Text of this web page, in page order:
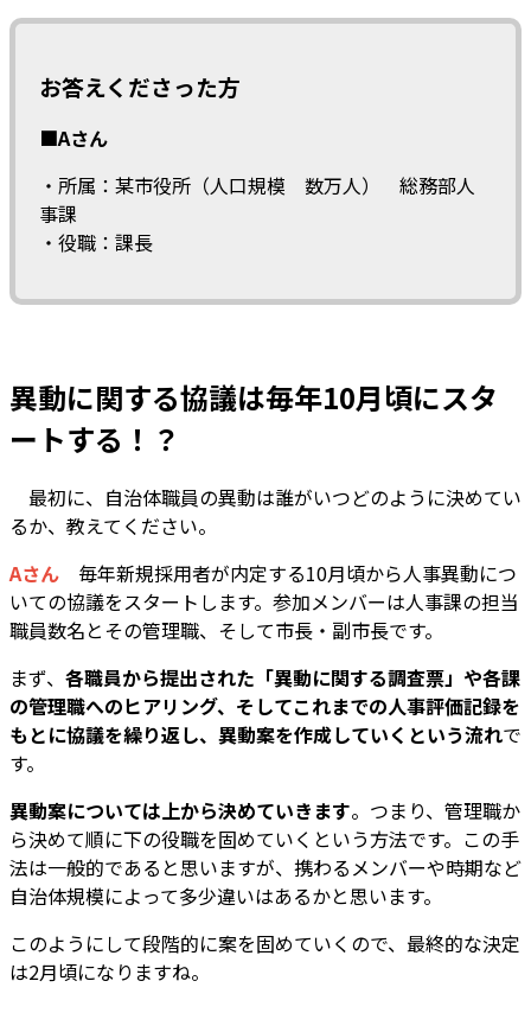
お答えくださった方
■Aさん
・所属：某市役所（人口規模 数万人） 総務部人
事課
・役職：課長
異動に関する協議は毎年10月頃にスタ
ートする！？
―― 最初に、自治体職員の異動は誰がいつどのように決めてい
るか、教えてください。
Aさん 毎年新規採用者が内定する10月頃から人事異動につ
いての協議をスタートします。参加メンバーは人事課の担当
職員数名とその管理職、そして市長・副市長です。
まず、 各職員から提出された「異動に関する調査票」や各課
の管理職へのヒアリング、そしてこれまでの人事評価記録を
もとに協議を繰り返し、異動案を作成していくという流れで
す。
異動案については上から決めていきます。つまり、管理職か
ら決めて順に下の役職を固めていくという方法です。この手
法は一般的であると思いますが、携わるメンバーや時期など
自治体規模によって多少違いはあるかと思います。
このようにして段階的に案を固めていくので、最終的な決定
は2月頃になりますね。